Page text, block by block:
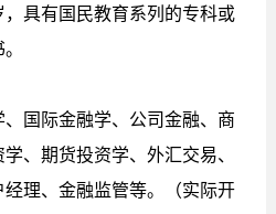
具有国民教育系列的专科或
国际金融学、公司金融、商
、期货投资学、外汇交易、
理、金融监管等。（实际开